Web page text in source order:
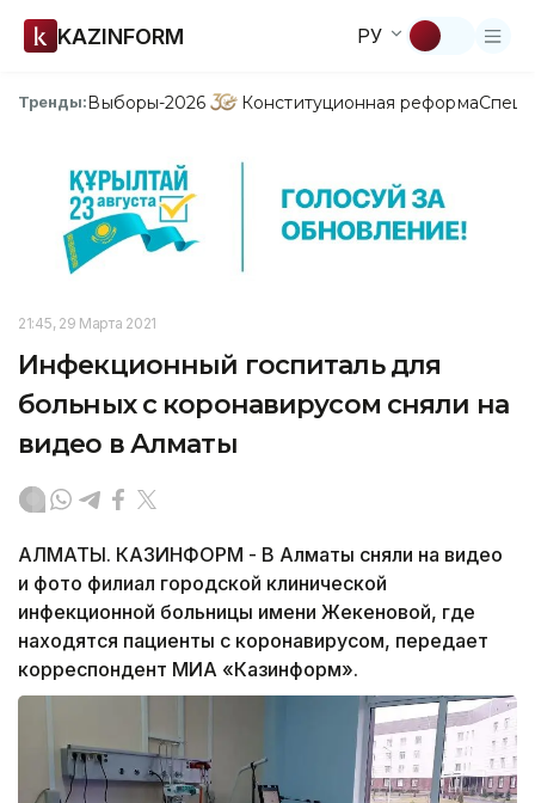
KAZINFORM РУ
Тренды:Выборы-2026 Конституционная реформа
21:45, 29 Марта 2021
Инфекционный госпиталь для
больных с коронавирусом сняли на
видео в Алматы
АЛМАТЫ. КАЗИНФОРМ - В Алматы сняли на видео
и фото филиал городской клинической
инфекционной больницы имени Жекеновой, где
находятся пациенты с коронавирусом, передает
корреспондент МИА «Казинформ».